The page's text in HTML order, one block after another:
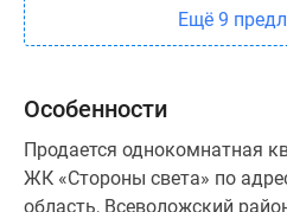
Ещё 9
Особенности
Продается однокомнатная
ЖК «Стороны света» по
область, Всеволожский